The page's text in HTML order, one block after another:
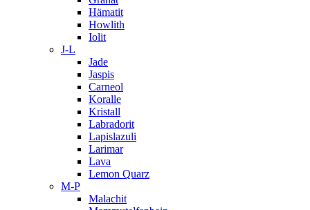
Hämatit
Howlith
Iolit
J-L
Jade
Jaspis
Carneol
Koralle
Kristall
Labradorit
Lapislazuli
Larimar
Lava
Lemon Quarz
M-P
Malachit